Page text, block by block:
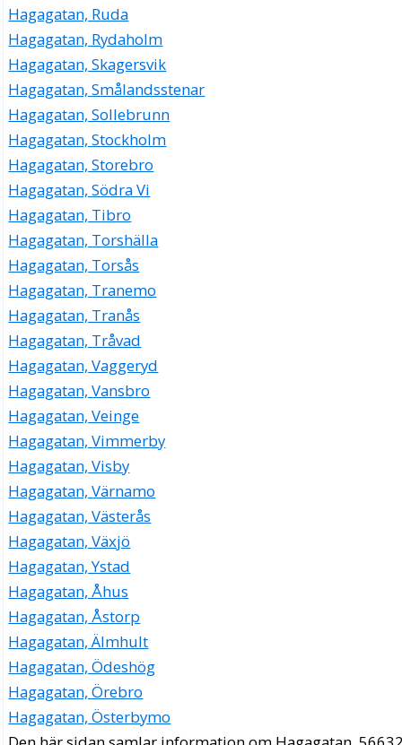
Hagagatan, Ruda
Hagagatan, Rydaholm
Hagagatan, Skagersvik
Hagagatan, Smålandsstenar
Hagagatan, Sollebrunn
Hagagatan, Stockholm
Hagagatan, Storebro
Hagagatan, Södra Vi
Hagagatan, Tibro
Hagagatan, Torshälla
Hagagatan, Torsås
Hagagatan, Tranemo
Hagagatan, Tranås
Hagagatan, Tråvad
Hagagatan, Vaggeryd
Hagagatan, Vansbro
Hagagatan, Veinge
Hagagatan, Vimmerby
Hagagatan, Visby
Hagagatan, Värnamo
Hagagatan, Västerås
Hagagatan, Växjö
Hagagatan, Ystad
Hagagatan, Åhus
Hagagatan, Åstorp
Hagagatan, Älmhult
Hagagatan, Ödeshög
Hagagatan, Örebro
Hagagatan, Österbymo